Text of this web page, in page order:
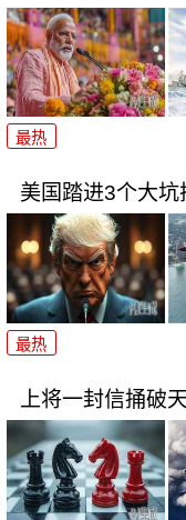
最热
美国踏进3个大
最热
上将一封信捅破